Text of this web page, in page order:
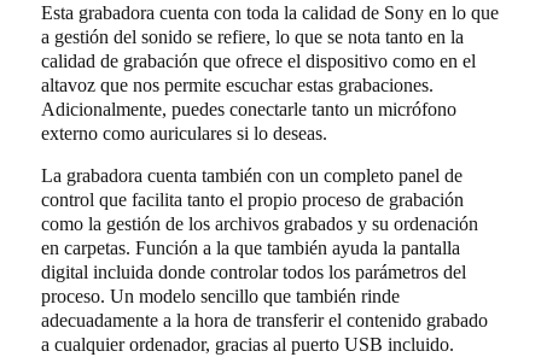
Esta grabadora cuenta con toda la calidad de Sony en lo que
a gestión del sonido se refiere, lo que se nota tanto en la
calidad de grabación que ofrece el dispositivo como en el
altavoz que nos permite escuchar estas grabaciones.
Adicionalmente, puedes conectarle tanto un micrófono
externo como auriculares si lo deseas.
La grabadora cuenta también con un completo panel de
control que facilita tanto el propio proceso de grabación
como la gestión de los archivos grabados y su ordenación
en carpetas. Función a la que también ayuda la pantalla
digital incluida donde controlar todos los parámetros del
proceso. Un modelo sencillo que también rinde
adecuadamente a la hora de transferir el contenido grabado
a cualquier ordenador, gracias al puerto USB incluido.